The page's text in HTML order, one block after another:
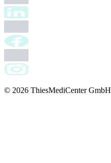
© 2026 ThiesMediCenter GmbH